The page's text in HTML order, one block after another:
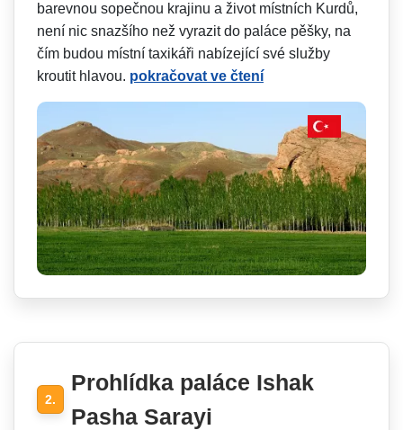
barevnou sopečnou krajinu a život místních Kurdů,
není nic snazšího než vyrazit do paláce pěšky, na
čím budou místní taxikáři nabízející své služby
kroutit hlavou. pokračovat ve čtení
2.
Prohlídka paláce Ishak
Pasha Sarayi